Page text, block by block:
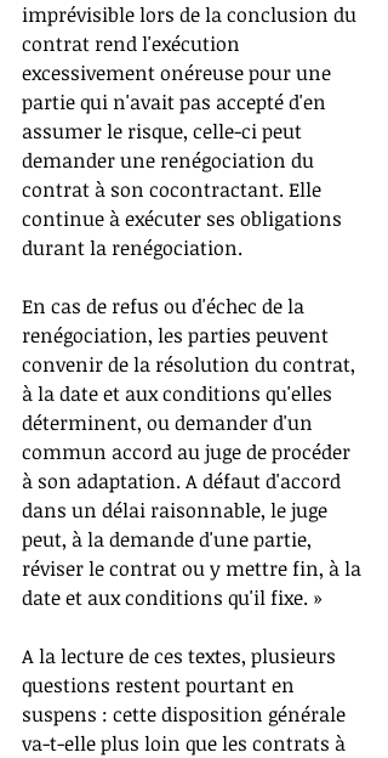
imprévisible lors de la conclusion du
contrat rend l'exécution
excessivement onéreuse pour une
partie qui n'avait pas accepté d'en
assumer le risque, celle-ci peut
demander une renégociation du
contrat à son cocontractant. Elle
continue à exécuter ses obligations
durant la renégociation.
En cas de refus ou d'échec de la
renégociation, les parties peuvent
convenir de la résolution du contrat,
à la date et aux conditions qu'elles
déterminent, ou demander d'un
commun accord au juge de procéder
à son adaptation. A défaut d'accord
dans un délai raisonnable, le juge
peut, à la demande d'une partie,
réviser le contrat ou y mettre fin, à la
date et aux conditions qu'il fixe. »
A la lecture de ces textes, plusieurs
questions restent pourtant en
suspens : cette disposition générale
va-t-elle plus loin que les contrats à